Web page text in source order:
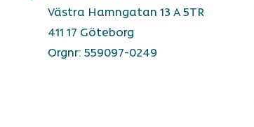
Västra Hamngatan 13 A 5TR
411 17 Göteborg
Orgnr: 559097-0249